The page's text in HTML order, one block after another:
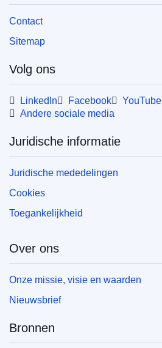
Contact
Sitemap
Volg ons
LinkedIn Facebook
YouTube
Andere sociale media
Juridische informatie
Juridische mededelingen
Cookies
Toegankelijkheid
Over ons
Onze missie, visie en waarden
Nieuwsbrief
Bronnen